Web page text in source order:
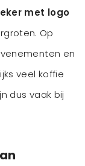
met logo
Op
en
veel koffie
dus vaak bij